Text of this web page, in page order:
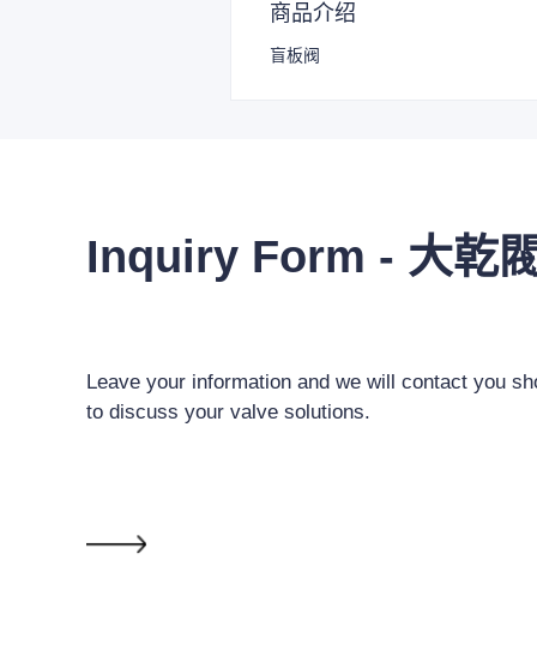
商品介绍
盲板阀
Inquiry Form - 大乾
Leave your information and we will contact you
to discuss your valve solutions.